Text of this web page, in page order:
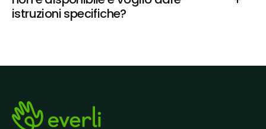
istruzioni specifiche?